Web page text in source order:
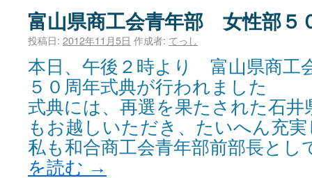
富山県商工会青年部 女性部５
投稿日: 2012年11月5日 作成者: てっし
本日、午後２時より 富山県商
５０周年式典が行われました
式典には、再選を果たされた石井
もお越しいただき、たいへん充
私も和合商工会青年部前部長と
を読む →